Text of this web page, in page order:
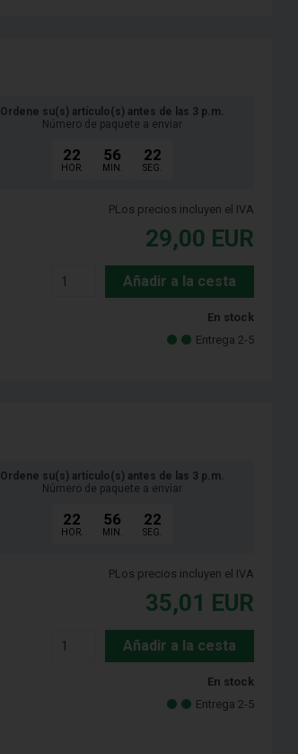
Ordene su(s) artículo(s) antes de las 3 p.m.
Número de paquete a enviar
22
HOR.
56
MIN.
21
SEG.
PLos precios incluyen el IVA
29,00 EUR
Añadir a la cesta
En stock
Entrega 2-5
Ordene su(s) artículo(s) antes de las 3 p.m.
Número de paquete a enviar
22
HOR.
56
MIN.
21
SEG.
PLos precios incluyen el IVA
35,01 EUR
Añadir a la cesta
En stock
Entrega 2-5